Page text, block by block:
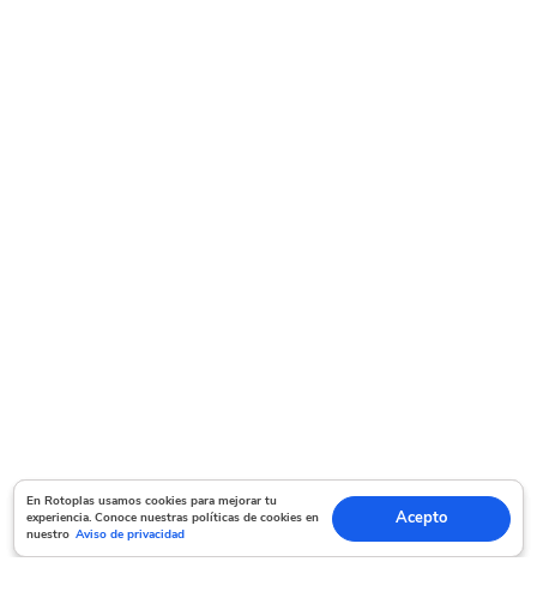
En Rotoplas usamos cookies para mejorar tu experiencia. Conoce nuestras políticas
de cookies en nuestro Aviso de privacidad Acepto
En Rotoplas usamos cookies para mejorar tu
experiencia. Conoce nuestras políticas de cookies en
nuestro Aviso de privacidad
Acepto